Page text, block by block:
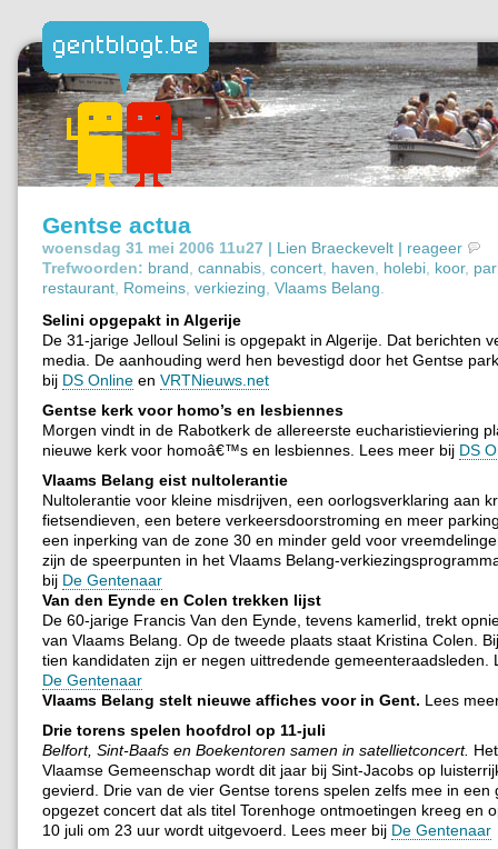
Gentse actua
woensdag 31 mei 2006 11u27 | Lien Braeckevelt | reageer
Trefwoorden: brand cannabis concert haven holebi koor,
restaurant Romeins verkiezing Vlaams Belang
Selini opgepakt in Algerije
De 31-jarige Jelloul Selini is opgepakt in Algerije. Dat berichten
media. De aanhouding werd hen bevestigd door het Gentse
bij DS Online en VRTNieuws.net
Gentse kerk voor homo’s en lesbiennes
Morgen vindt in de Rabotkerk de allereerste eucharistieviering
nieuwe kerk voor homoâ€™s en lesbiennes. Lees meer bij DS
Vlaams Belang eist nultolerantie
Nultolerantie voor kleine misdrijven, een oorlogsverklaring aan
fietsendieven, een betere verkeersdoorstroming en meer
een inperking van de zone 30 en minder geld voor
zijn de speerpunten in het Vlaams Belang-
bij De Gentenaar
Van den Eynde en Colen trekken lijst
De 60-jarige Francis Van den Eynde, tevens kamerlid, trekt
van Vlaams Belang. Op de tweede plaats staat Kristina Colen.
tien kandidaten zijn er negen uittredende gemeenteraadsleden.
De Gentenaar
Vlaams Belang stelt nieuwe affiches voor in Gent. Lees
Drie torens spelen hoofdrol op 11-juli
Belfort, Sint-Baafs en Boekentoren samen in satellietconcert.
Vlaamse Gemeenschap wordt dit jaar bij Sint-Jacobs op
gevierd. Drie van de vier Gentse torens spelen zelfs mee in een
opgezet concert dat als titel Torenhoge ontmoetingen kreeg en
10 juli om 23 uur wordt uitgevoerd. Lees meer bij De Gentenaar